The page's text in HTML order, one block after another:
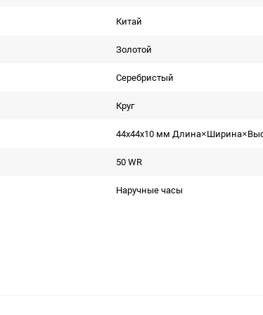
Китай
Золотой
Серебристый
Круг
44x44x10 мм
50 WR
Наручные часы